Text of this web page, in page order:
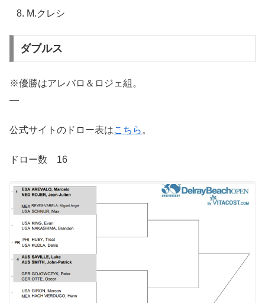
M.クレシ
ダブルス
※優勝はアレバロ＆ロジェ組。
—
公式サイトのドロー表はこちら 。
ドロー数 16